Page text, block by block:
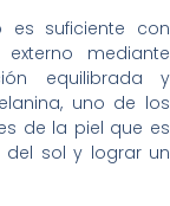
es suficiente con
mediante
equilibrada y
uno de los
de la piel que es
sol y lograr un